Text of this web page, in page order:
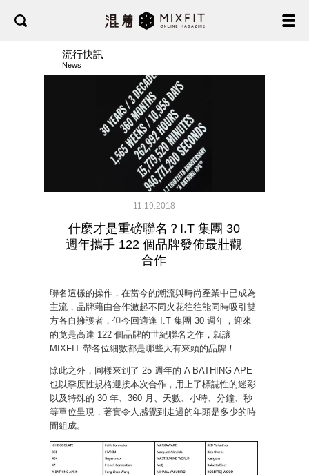
流行快訊
News
11.19.2018
什麼才是重磅聯名？I.T 集團 30
週年攜手 122 個品牌發佈最壯觀
合作
聯名這樣的操作，在當今的潮流與時尚產業中已成為
主流，品牌藉由合作激起不同火花往往能同時吸引雙
方各自擁護者，但今回適逢 I.T 集團 30 週年，迎來
的竟是高達 122 個品牌的世紀聯名之作，就讓
MIXFIT 帶各位細數都是哪些大有來頭的品牌！
除此之外，同樣來到了 25 週年的 A BATHING APE
也以季度性規格迎接本次合作，用上了標誌性的迷彩
以及特殊的 30 年、360 月、天數、小時、分鐘、秒
等單位呈現，著實令人感覺到走過的年頭是多少的時
間組成。